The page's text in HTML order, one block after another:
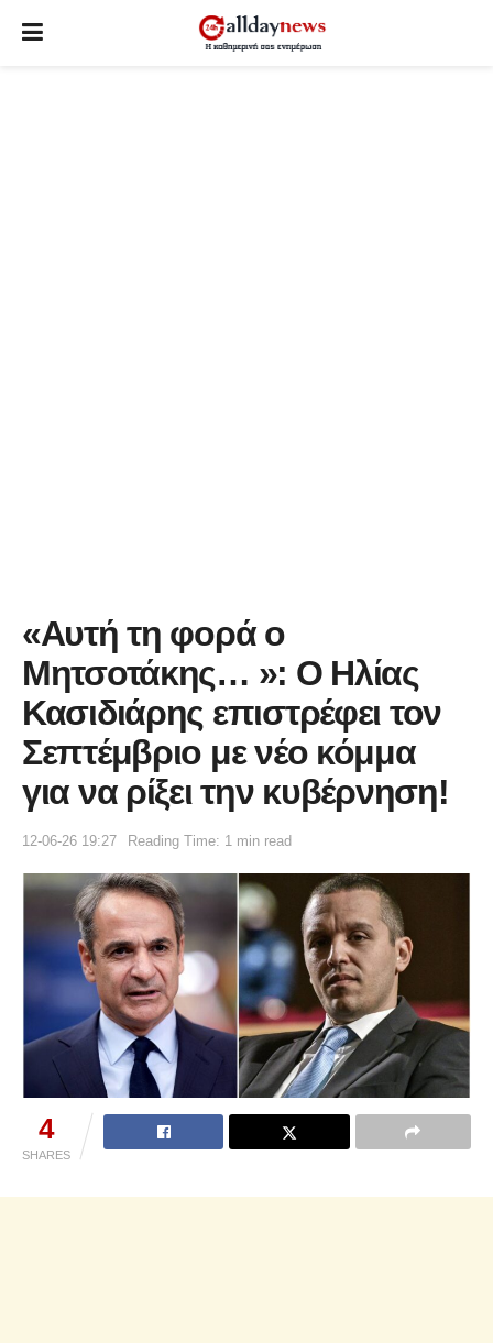
«Αυτή τη φορά ο
Μητσοτάκης… »: Ο Ηλίας
Κασιδιάρης επιστρέφει τον
Σεπτέμβριο με νέο κόμμα
για να ρίξει την κυβέρνηση!
12-06-26 19:27 Reading Time: 1 min read
4
SHARES